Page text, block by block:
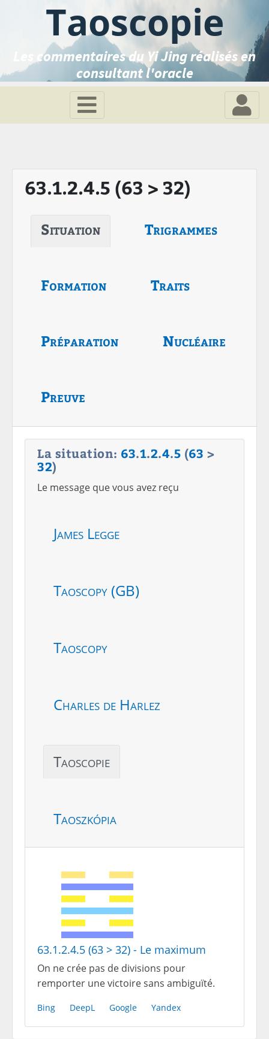
Taoscopie
Les commentaires du Yi Jing réalisés en
consultant l'oracle
63.1.2.4.5 (63 > 32)
Situation Trigrammes
Formation Traits
Préparation Nucléaire
Preuve
La situation: 63.1.2.4.5 (63 >
32)
Le message que vous avez reçu
James Legge
Taoscopy (GB)
Taoscopy
Charles de Harlez
Taoscopie
Taoszkópia
63.1.2.4.5 (63 > 32) - Le maximum
On ne crée pas de divisions pour
remporter une victoire sans ambiguïté.
Bing DeepL Google Yandex